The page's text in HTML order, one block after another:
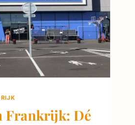
Frankrijk: Dé